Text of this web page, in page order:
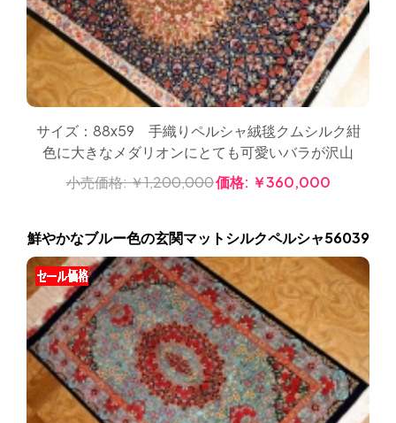
サイズ：88x59 手織りペルシャ絨毯クムシルク紺
色に大きなメダリオンにとても可愛いバラが沢山
小売価格:￥1,200,000価格: ￥360,000
鮮やかなブルー色の玄関マットシルクペルシャ56039